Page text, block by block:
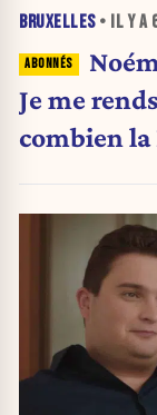
BRUXELLES• IL Y A
Je me
combien la